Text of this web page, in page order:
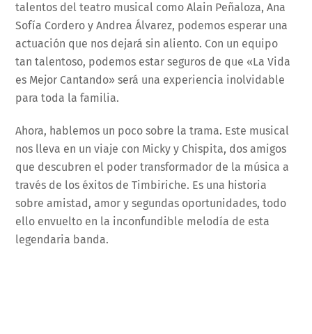
talentos del teatro musical como Alain Peñaloza, Ana
Sofía Cordero y Andrea Álvarez, podemos esperar una
actuación que nos dejará sin aliento. Con un equipo
tan talentoso, podemos estar seguros de que «La Vida
es Mejor Cantando» será una experiencia inolvidable
para toda la familia.
Ahora, hablemos un poco sobre la trama. Este musical
nos lleva en un viaje con Micky y Chispita, dos amigos
que descubren el poder transformador de la música a
través de los éxitos de Timbiriche. Es una historia
sobre amistad, amor y segundas oportunidades, todo
ello envuelto en la inconfundible melodía de esta
legendaria banda.